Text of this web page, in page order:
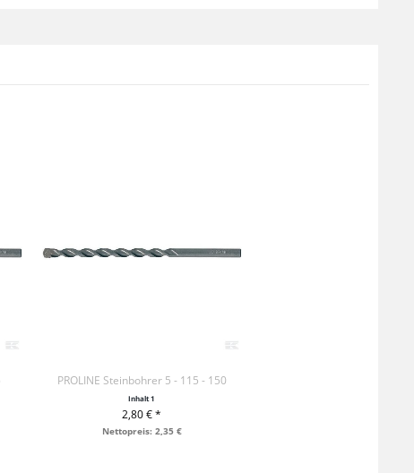
PROLINE Steinbohrer 5 - 115 - 150
Inhalt1
2,80 € *
+ IN DEN WARENKORB
Nettopreis: 2,35 €